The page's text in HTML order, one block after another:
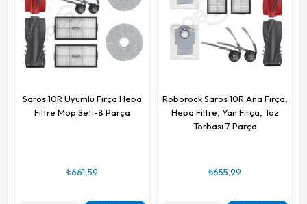
Saros 10R Uyumlu Fırça Hepa
Filtre Mop Seti-8 Parça
₺661,59
Roborock Saros 10R Ana Fırça,
Hepa Filtre, Yan Fırça, Toz
Torbası 7 Parça
₺655,99